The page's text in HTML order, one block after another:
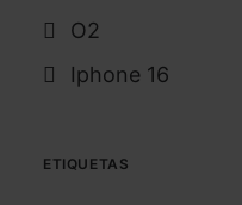
O2
Iphone 16
ETIQUETAS